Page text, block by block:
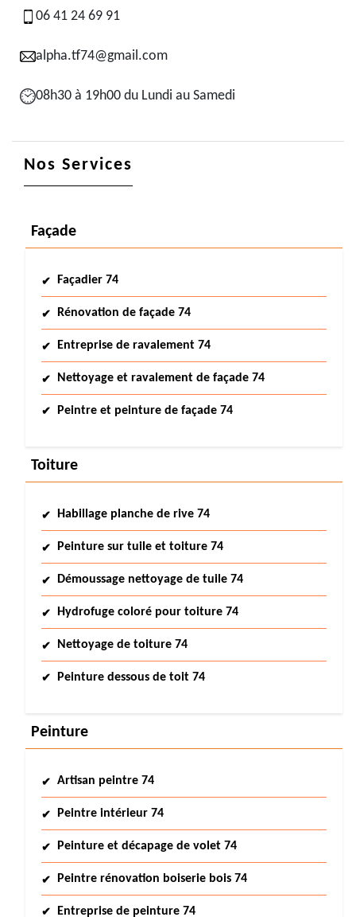
06 41 24 69 91
alpha.tf74@gmail.com
08h30 à 19h00 du Lundi au Samedi
Nos Services
Façade
Façadier 74
Rénovation de façade 74
Entreprise de ravalement 74
Nettoyage et ravalement de façade 74
Peintre et peinture de façade 74
Toiture
Habillage planche de rive 74
Peinture sur tuile et toiture 74
Démoussage nettoyage de tuile 74
Hydrofuge coloré pour toiture 74
Nettoyage de toiture 74
Peinture dessous de toit 74
Peinture
Artisan peintre 74
Peintre intérieur 74
Peinture et décapage de volet 74
Peintre rénovation boiserie bois 74
Entreprise de peinture 74